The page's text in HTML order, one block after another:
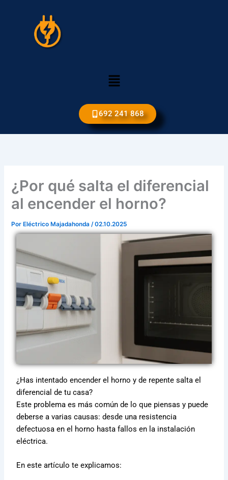
contenido
Menú
692 241 868
¿Por qué salta el diferencial
al encender el horno?
PorEléctrico Majadahonda /02.10.2025
¿Has intentado encender el horno y de repente salta el
diferencial de tu casa?
Este problema es más común de lo que piensas y puede
deberse a varias causas: desde una resistencia
defectuosa en el horno hasta fallos en la instalación
eléctrica.
En este artículo te explicamos: